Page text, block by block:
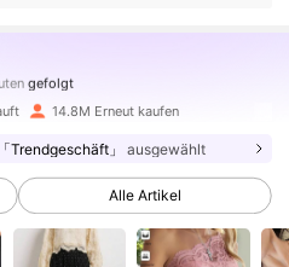
14.8M Erneut kaufen
「Trendgeschäft」 ausgewählt
Alle Artikel